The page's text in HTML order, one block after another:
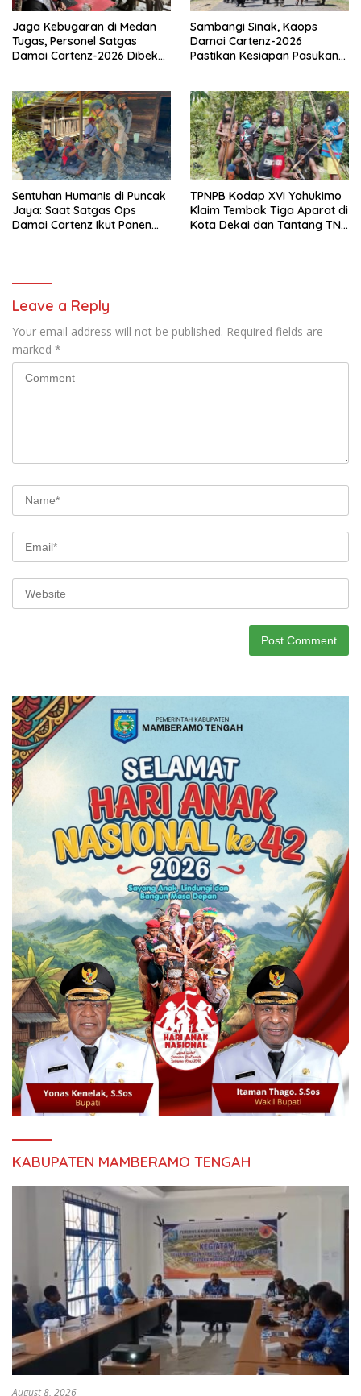
Jaga Kebugaran di Medan
Tugas, Personel Satgas
Damai Cartenz-2026 Dibekali
Sambangi Sinak, Kaops
Damai Cartenz-2026
Pastikan Kesiapan Pasukan
Sentuhan Humanis di Puncak
Jaya: Saat Satgas Ops
Damai Cartenz Ikut Panen
TPNPB Kodap XVI Yahukimo
Klaim Tembak Tiga Aparat di
Kota Dekai dan Tantang TNI-
Leave a Reply
Your email address will not be published. Required fields are
marked *
KABUPATEN MAMBERAMO TENGAH
August 8, 2026